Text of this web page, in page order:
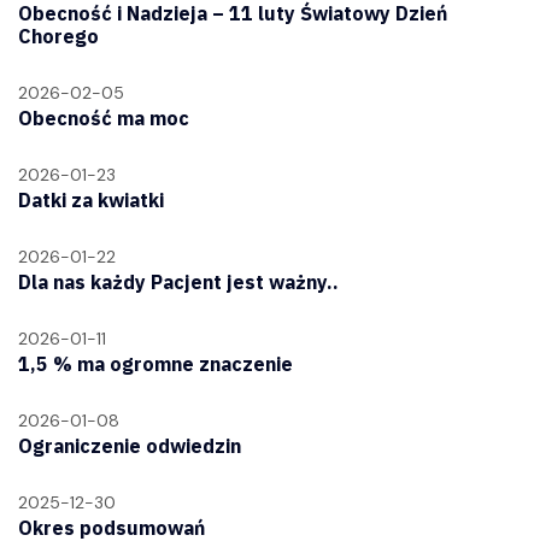
Obecność i Nadzieja – 11 luty Światowy Dzień
Chorego
2026-02-05
Obecność ma moc
2026-01-23
Datki za kwiatki
2026-01-22
Dla nas każdy Pacjent jest ważny..
2026-01-11
1,5 % ma ogromne znaczenie
2026-01-08
Ograniczenie odwiedzin
2025-12-30
Okres podsumowań